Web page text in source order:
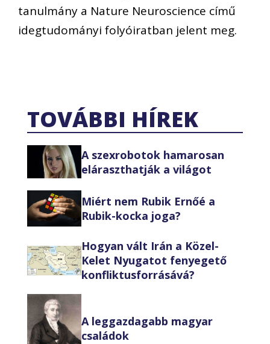
tanulmány a Nature Neuroscience című
idegtudományi folyóiratban jelent meg.
TOVÁBBI HÍREK
A szexrobotok hamarosan
eláraszthatják a világot
Miért nem Rubik Ernőé a
Rubik-kocka joga?
Hogyan vált Irán a Közel-
Kelet Nyugatot fenyegető
konfliktusforrásává?
A leggazdagabb magyar
családok